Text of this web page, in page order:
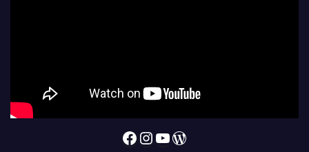
Facebook Instagram YouTube WordPress